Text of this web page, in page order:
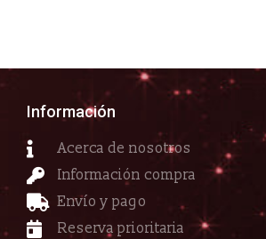
Información
Acerca de nosotros
Información compra
Envío y pago
Reserva prioritaria